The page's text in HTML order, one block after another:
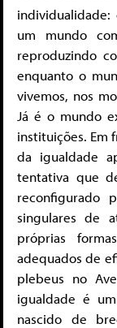
um mundo
reproduzindo
enquanto o
vivemos, nos
Já é o mundo
instituições. Em
da igualdade
tentativa que
reconfigurado
singulares de
próprias
adequados de
plebeus no
igualdade é
nascido de